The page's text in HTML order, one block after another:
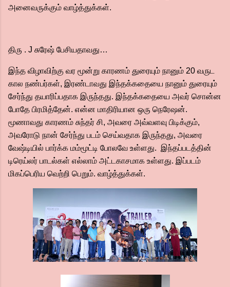
அனைவருக்கும் வாழ்த்துக்கள்.
திரு . J சுரேஷ் பேசியதாவது…
இந்த விழாவிற்கு வர மூன்று காரணம் துரையும் நானும் 20 வருட
கால நண்பர்கள், இரண்டாவது இந்தக்கதையை நானும் துரையும்
சேர்ந்து தயாரிப்பதாக இருந்தது. இந்தக்கதையை அவர் சொன்ன
போதே பிரமித்தேன். என்ன மாதிரியான ஒரு நெரேஷன்.
மூணாவது காரணம் சுந்தர் சி, அவரை அவ்வளவு பிடிக்கும்,
அவரோடு நான் சேர்ந்து படம் செய்வதாக இருந்தது, அவரை
வேஷ்டியில் பார்க்க மம்மூட்டி போலவே உள்ளது. இந்தப்படத்தின்
டிரெய்லர் பாடல்கள் எல்லாம் அட்டகாசமாக உள்ளது. இப்படம்
மிகப்பெரிய வெற்றி பெறும். வாழ்த்துக்கள்.